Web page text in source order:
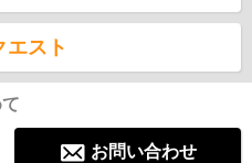
エスト
お問い合わせ